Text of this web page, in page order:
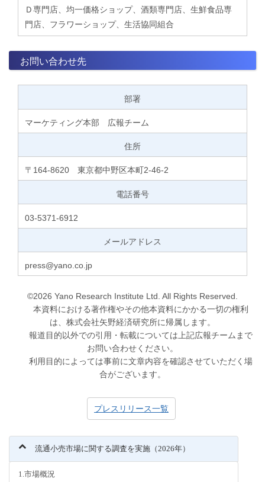
Ｄ専門店、均一価格ショップ、酒類専門店、生鮮食品専
門店、フラワーショップ、生活協同組合
お問い合わせ先
部署
マーケティング本部 広報チーム
住所
〒164-8620 東京都中野区本町2-46-2
電話番号
03-5371-6912
メールアドレス
press@yano.co.jp
©2026 Yano Research Institute Ltd. All Rights Reserved.
本資料における著作権やその他本資料にかかる一切の権利
は、株式会社矢野経済研究所に帰属します。
報道目的以外での引用・転載については上記広報チームまで
お問い合わせください。
利用目的によっては事前に文章内容を確認させていただく場
合がございます。
プレスリリース一覧
流通小売市場に関する調査を実施（2026年）
1.市場概況